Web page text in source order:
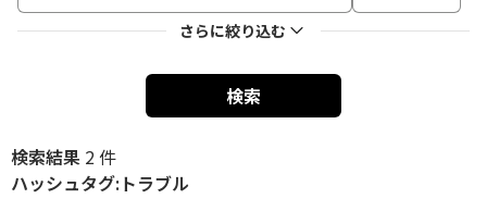
さらに絞り込む
検索
検索結果 2 件
ハッシュタグ:トラブル